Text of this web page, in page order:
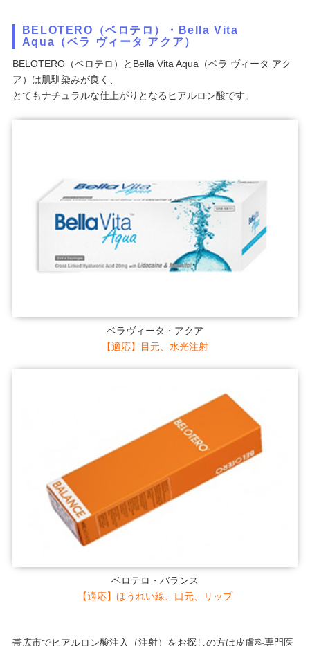
BELOTERO（ベロテロ）・Bella Vita
Aqua（ベラ ヴィータ アクア）
BELOTERO（ベロテロ）とBella Vita Aqua（ベラ ヴィータ アク
ア）は肌馴染みが良く、
とてもナチュラルな仕上がりとなるヒアルロン酸です。
ベラヴィータ・アクア
【適応】目元、水光注射
ベロテロ・バランス
【適応】ほうれい線、口元、リップ
帯広市でヒアルロン酸注入（注射）をお探しの方は皮膚科専門医